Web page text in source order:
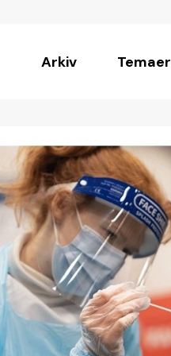
Arkiv Temaer